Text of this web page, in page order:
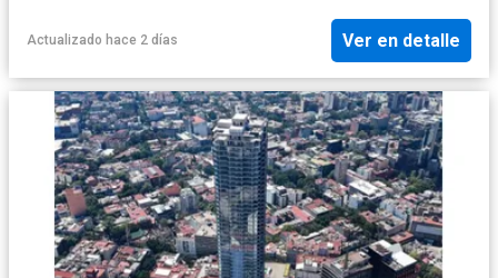
Actualizado hace 2 días Ver en detalle